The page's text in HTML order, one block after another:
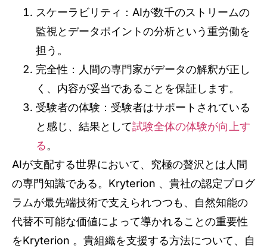
スケーラビリティ：AIが数千のストリームの
監視とデータポイントの分析という重労働を
担う。
完全性：人間の専門家がデータの解釈が正し
く、内容が妥当であることを保証します。
受験者の体験：受験者はサポートされている
と感じ、結果として試験全体の体験が向上す
る。
AIが支配する世界において、究極の贅沢とは人間
の専門知識である。Kryterion 、貴社の認定プログ
ラムが最先端技術で支えられつつも、自然知能の
代替不可能な価値によって導かれることの重要性
をKryterion 。貴組織を支援する方法について、自